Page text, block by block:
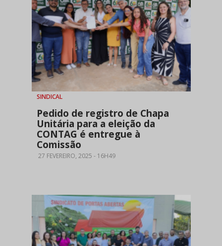
SINDICAL
Pedido de registro de Chapa
Unitária para a eleição da
CONTAG é entregue à
Comissão
27 FEVEREIRO, 2025 - 16H49